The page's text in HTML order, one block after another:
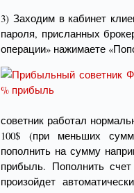
3) Заходим в кабинет
пароля, присланных
операции» нажимаете
советник работал
100$ (при меньших
пополнить на сумму
прибыль. Пополнить
произойдет